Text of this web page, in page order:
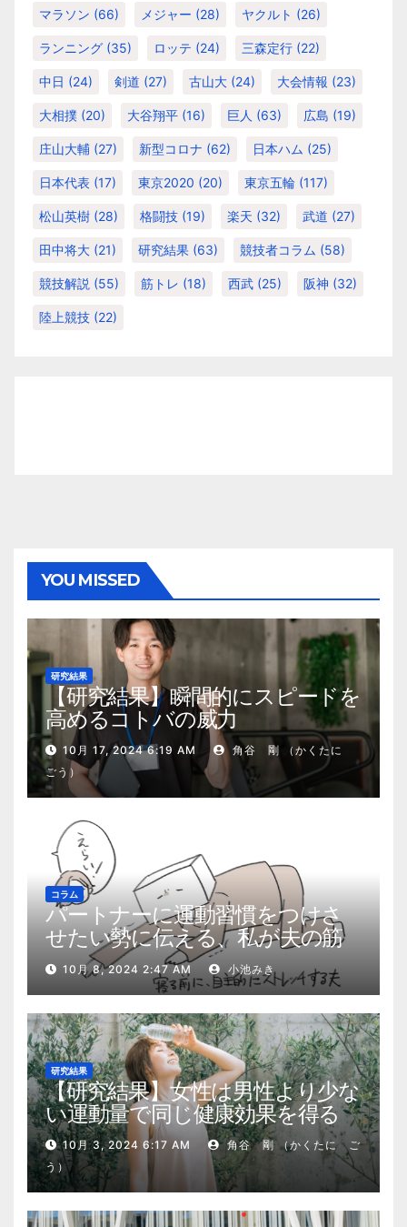
マラソン (66) メジャー (28) ヤクルト (26)
ランニング (35) ロッテ (24) 三森定行 (22)
中日 (24) 剣道 (27) 古山大 (24) 大会情報 (23)
大相撲 (20) 大谷翔平 (16) 巨人 (63) 広島 (19)
庄山大輔 (27) 新型コロナ (62) 日本ハム (25)
日本代表 (17) 東京2020 (20) 東京五輪 (117)
松山英樹 (28) 格闘技 (19) 楽天 (32) 武道 (27)
田中将大 (21) 研究結果 (63) 競技者コラム (58)
競技解説 (55) 筋トレ (18) 西武 (25) 阪神 (32)
陸上競技 (22)
YOU MISSED
研究結果
【研究結果】瞬間的にスピードを
高めるコトバの威力
10月 17, 2024 6:19 AM
角谷 剛 （かくたに
ごう）
コラム
パートナーに運動習慣をつけさ
せたい勢に伝える、私が夫の筋
肉量を2kg増やした5ステップ
10月 8, 2024 2:47 AM 小池みき
研究結果
【研究結果】女性は男性より少な
い運動量で同じ健康効果を得る
10月 3, 2024 6:17 AM
角谷 剛 （かくたに ご
う）